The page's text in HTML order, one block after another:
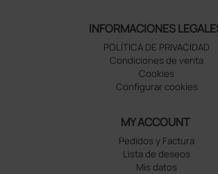
INFORMACIONES
POLÍTICA DE PRIVACIDAD
Condiciones de venta
Cookies
Configurar cookies
MY ACCOUNT
Pedidos y Factura
Lista de deseos
Mis datos